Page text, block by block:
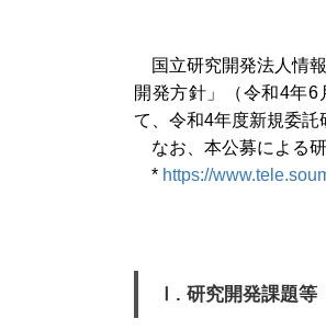
国立研究開発法人情
開発方針」（令和4年
て、令和4年度新規委託
なお、本公募による
* https://
Ⅰ. 研究開発課題等